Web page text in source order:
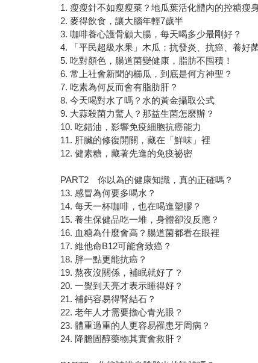
1. 瘦瘦針不如瘦瘦菜？地瓜葉活化體內的控糖瘦
2. 麥得飲食，讓大腦年輕7歲半
3. 咖啡養心護骨顧大腸，每天喝多少最剛好？
4. 「平民超級水果」木瓜：抗發炎、抗癌、養好
5. 吃對顏色，腸道菌變健康，脂肪不囤積！
6. 常上社會新聞的櫛瓜，到底是何方神聖？
7. 吃素為何反而會有脂肪肝？
8. 今天喝對水了嗎？水的黃金攝取公式
9. 大蒜殺菌力驚人？那益生菌怎麼辦？
10. 吃錯油，影響免疫細胞抗癌能力
11. 肝臟的修復開關，藏在「鮮味」裡
12. 健素糖，藏著先進的免疫祕密
PART2 你以為的健康知識，真的正確嗎？
13. 感冒為何要多喝水？
14. 每天一杯咖啡，也在喝進塑膠？
15. 養生保健品吃一堆，身體卻沒反應？
16. 血糖為什麼會高？腸道菌都看在眼裡
17. 維他命B12可能會致癌？
18. 胖一點更能抗癌？
19. 熬夜沒關係，補眠就好了？
20. 一覺到天亮才表示睡得好？
21. 補鈣容易得腎結石？
22. 老年人才需要擔心青光眼？
23. 體重過重的人更容易罹患牙周病？
24. 降膽固醇藥物其實會救肝？